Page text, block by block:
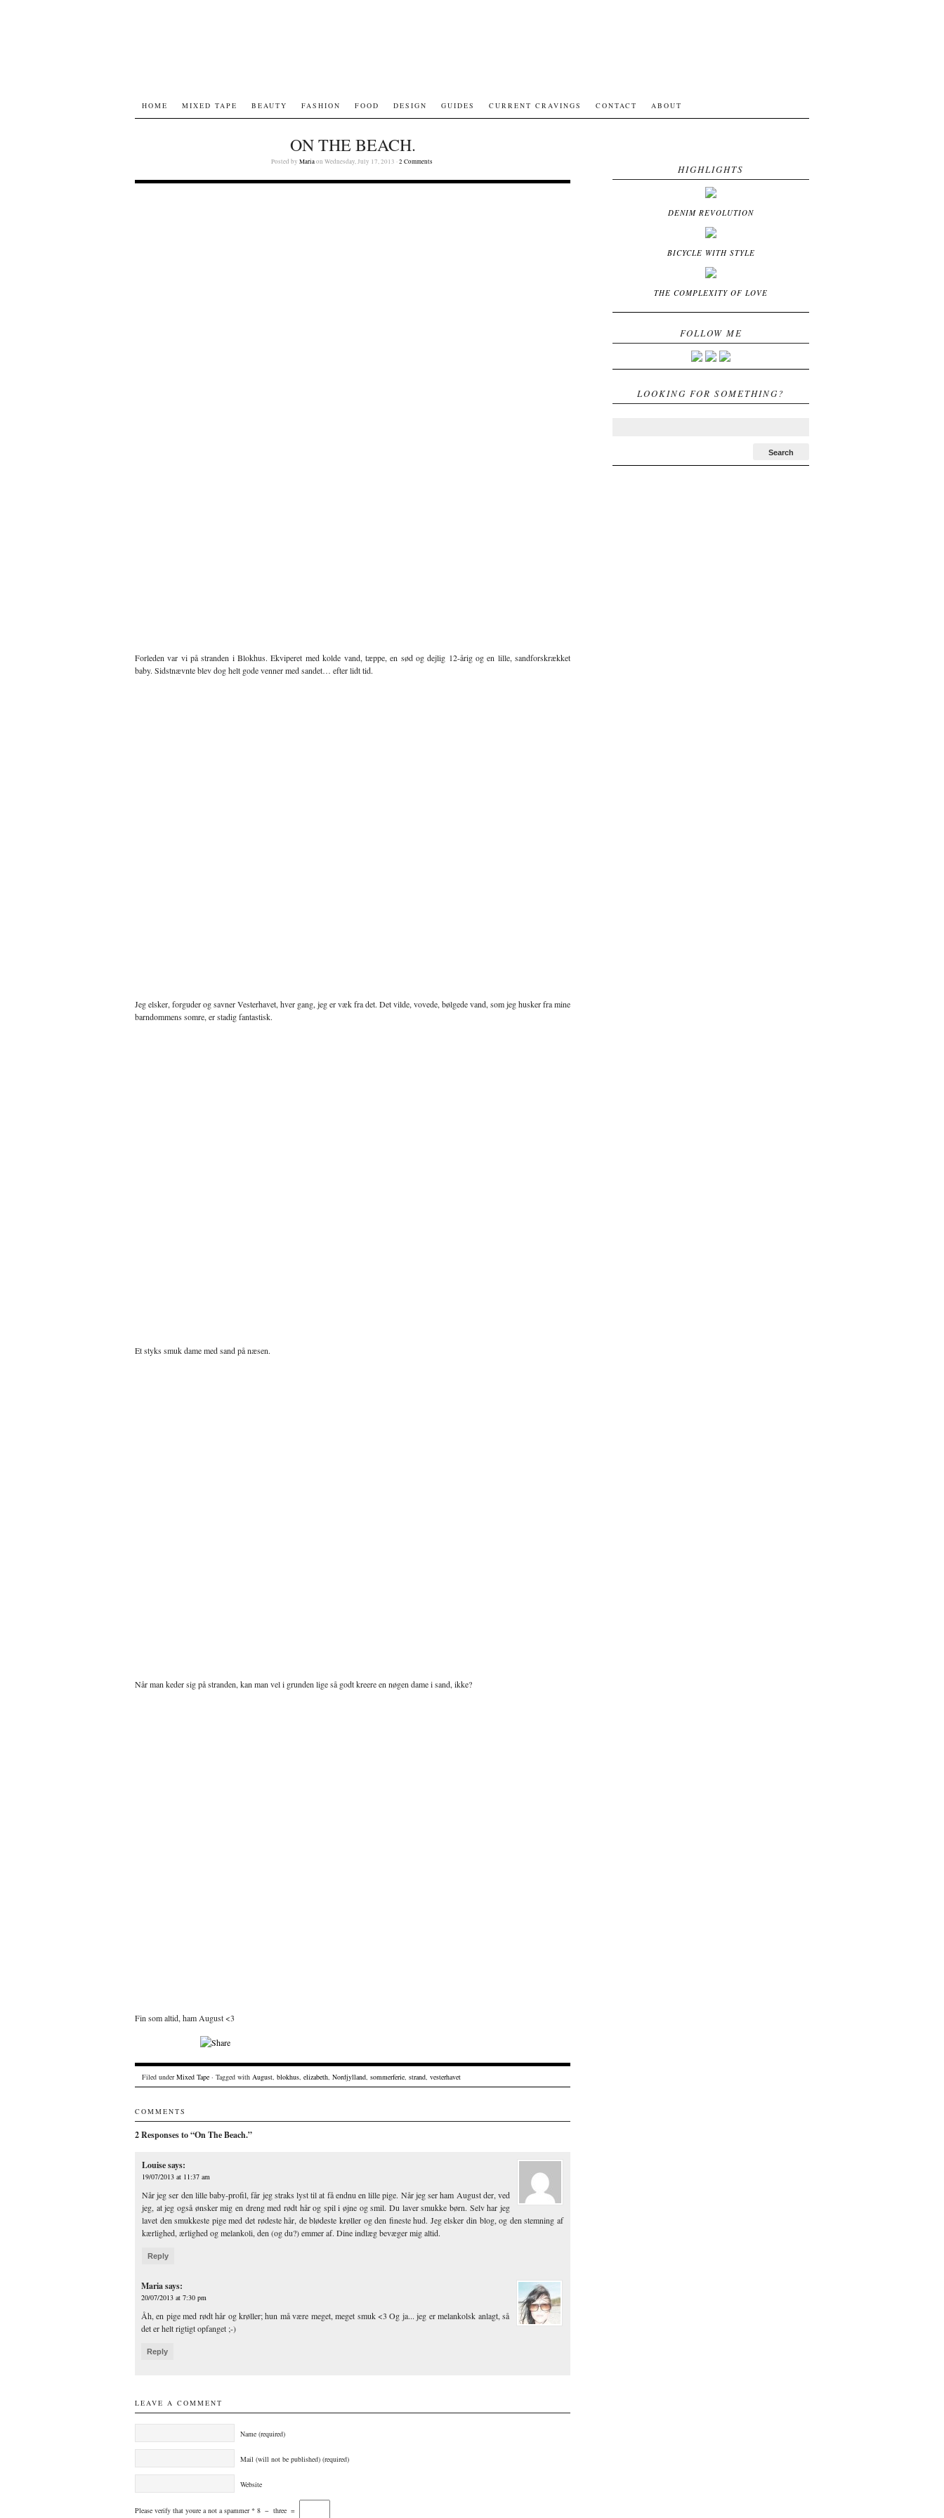
HOME MIXED TAPE BEAUTY FASHION FOOD DESIGN GUIDES CURRENT CRAVINGS CONTACT ABOUT
ON THE BEACH.
Posted by Mariaon Wednesday, July 17, 2013 ·2 Comments
Forleden var vi på stranden i Blokhus. Ekviperet med kolde vand, tæppe, en sød og dejlig 12-årig og en lille, sandforskrækket
baby. Sidstnævnte blev dog helt gode venner med sandet… efter lidt tid.
Jeg elsker, forguder og savner Vesterhavet, hver gang, jeg er væk fra det. Det vilde, vovede, bølgede vand, som jeg husker fra mine
barndommens somre, er stadig fantastisk.
Et styks smuk dame med sand på næsen.
Når man keder sig på stranden, kan man vel i grunden lige så godt kreere en nøgen dame i sand, ikke?
Fin som altid, ham August <3
Filed underMixed Tape · Tagged with August, blokhus, elizabeth, Nordjylland, sommerferie, strand, vesterhavet
COMMENTS
2 Responses to “On The Beach.”
Louisesays:
19/07/2013 at 11:37 am
Når jeg ser den lille baby-profil, får jeg straks lyst til at få endnu en lille pige. Når jeg ser ham August der, ved
jeg, at jeg også ønsker mig en dreng med rødt hår og spil i øjne og smil. Du laver smukke børn. Selv har jeg
lavet den smukkeste pige med det rødeste hår, de blødeste krøller og den fineste hud. Jeg elsker din blog, og den stemning af
kærlighed, ærlighed og melankoli, den (og du?) emmer af. Dine indlæg bevæger mig altid.
Reply
Mariasays:
20/07/2013 at 7:30 pm
Åh, en pige med rødt hår og krøller; hun må være meget, meget smuk <3 Og ja... jeg er melankolsk anlagt, så
det er helt rigtigt opfanget ;-)
Reply
LEAVE A COMMENT
Name (required)
Mail (will not be published) (required)
Website
Please verify that youre a not a spammer* 8 − three =
HIGHLIGHTS
DENIM REVOLUTION
BICYCLE WITH STYLE
THE COMPLEXITY OF LOVE
FOLLOW ME
LOOKING FOR SOMETHING?